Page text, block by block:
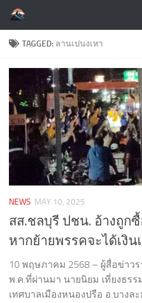
Skip to content
TAGGED: ลานเปนงเหา
NEWS MAY 10, 2025
สส.ชลบุรี ปชน. อ้างถูก
หากย้ายพรรคจะได้เงิน
10 พฤษภาคม 2568 – ผู้สื่อข่าว
พ.ค.ที่ผ่านมา นายนิยม เที่ยงธร
เทศบาลเมืองหนองปรือ อ.บางล